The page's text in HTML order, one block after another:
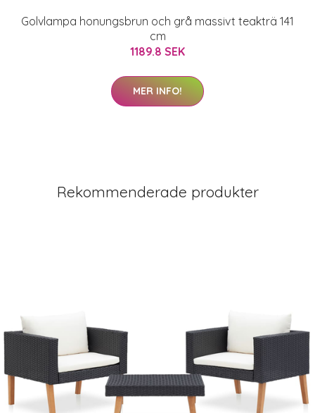
Golvlampa honungsbrun och grå massivt teakträ 141
cm
1189.8 SEK
MER INFO!
Rekommenderade produkter